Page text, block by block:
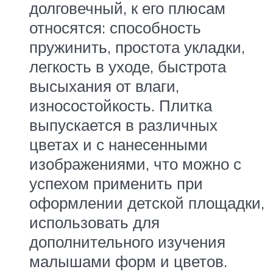
долговечный, к его плюсам
относятся: способность
пружинить, простота укладки,
легкость в уходе, быстрота
высыхания от влаги,
износостойкость. Плитка
выпускается в различных
цветах и с нанесенными
изображениями, что можно с
успехом применить при
оформлении детской площадки,
использовать для
дополнительного изучения
малышами форм и цветов.